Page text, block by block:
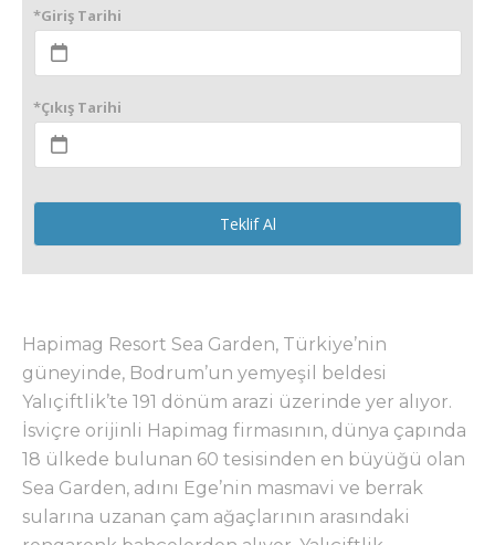
*Giriş Tarihi
*Çıkış Tarihi
Teklif Al
Hapimag Resort Sea Garden, Türkiye’nin
güneyinde, Bodrum’un yemyeşil beldesi
Yalıçiftlik’te 191 dönüm arazi üzerinde yer alıyor.
İsviçre orijinli Hapimag firmasının, dünya çapında
18 ülkede bulunan 60 tesisinden en büyüğü olan
Sea Garden, adını Ege’nin masmavi ve berrak
sularına uzanan çam ağaçlarının arasındaki